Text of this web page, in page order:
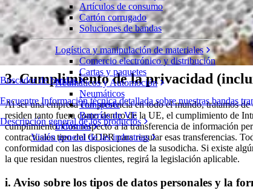
Buscador de bandas
Encuentre Información técnica detallada sobre nuestras bandas
Descripción general de los productos
Artículos de consumo
Cartón corrugado
Soluciones de bandas
Logística y manipulación de materiales
Comercio electrónico y distribución
Cartas y paquetes
Neumáticos y Automoción
Neumáticos
Transporte
Baterías de VE
Industrial
Visión general de las industrias
2. Alcance
Esta política de privacidad explica cómo recopilamos,
3. Cumplimiento de la privacidad
Al ser una empresa con presencia en todo el mundo, tratamos
residen tanto fuera como dentro de la UE, el cumplimiento de
cumplimiento. Con respecto a la transferencia de información
contractuales tipo del GDPR para regular esas transferencias.
conformidad con las disposiciones de la susodicha. Si existe
la que residan nuestros clientes, regirá la legislación aplicable.
i. Aviso sobre los tipos de datos personales y la